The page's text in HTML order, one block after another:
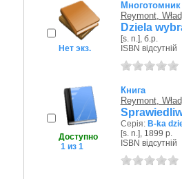
Нет экз.
Многотомник
Reymont,
Dziela
[s. n.], б.р.
ISBN відсутній
Доступно
1 из 1
Книга
Reymont,
Серія: B-ka
[s. n.], 1899 р.
ISBN відсутній